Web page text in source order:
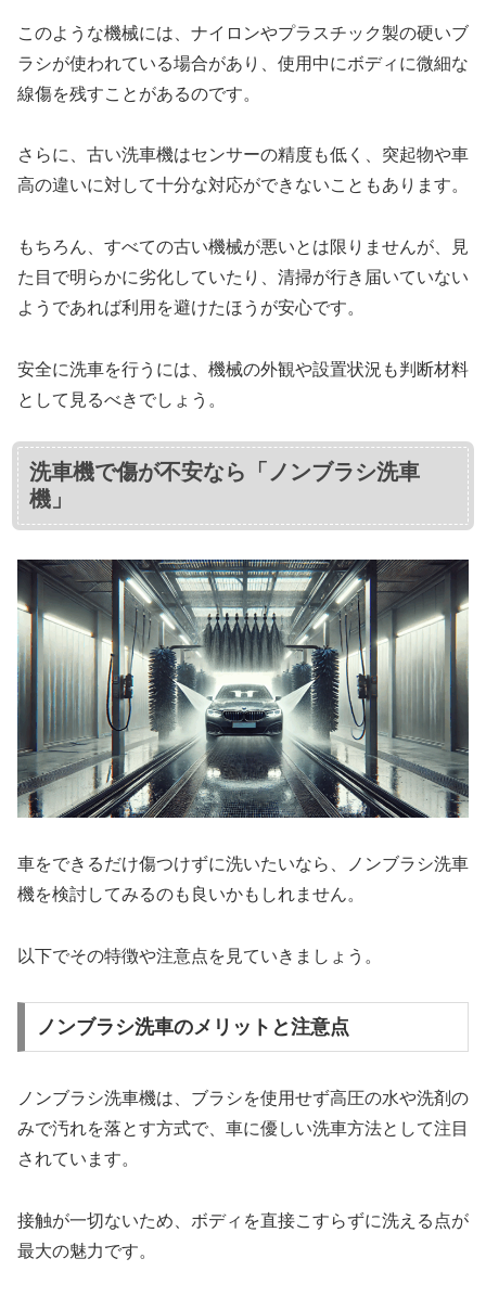
このような機械には、ナイロンやプラスチック製の硬いブ
ラシが使われている場合があり、使用中にボディに微細な
線傷を残すことがあるのです。
さらに、古い洗車機はセンサーの精度も低く、突起物や車
高の違いに対して十分な対応ができないこともあります。
もちろん、すべての古い機械が悪いとは限りませんが、見
た目で明らかに劣化していたり、清掃が行き届いていない
ようであれば利用を避けたほうが安心です。
安全に洗車を行うには、機械の外観や設置状況も判断材料
として見るべきでしょう。
洗車機で傷が不安なら「ノンブラシ洗車
機」
車をできるだけ傷つけずに洗いたいなら、ノンブラシ洗車
機を検討してみるのも良いかもしれません。
以下でその特徴や注意点を見ていきましょう。
ノンブラシ洗車のメリットと注意点
ノンブラシ洗車機は、ブラシを使用せず高圧の水や洗剤の
みで汚れを落とす方式で、車に優しい洗車方法として注目
されています。
接触が一切ないため、ボディを直接こすらずに洗える点が
最大の魅力です。